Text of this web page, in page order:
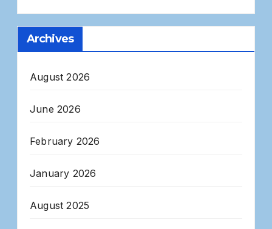
Archives
August 2026
June 2026
February 2026
January 2026
August 2025